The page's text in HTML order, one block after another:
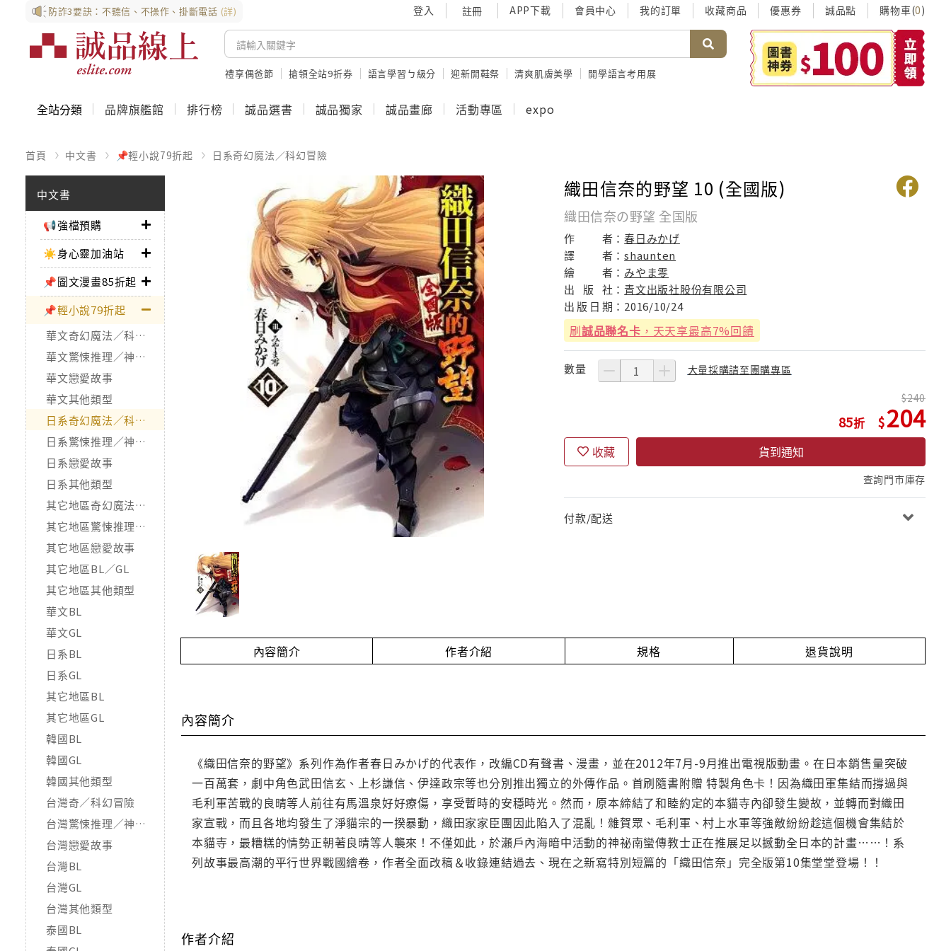
防詐3要訣：不聽信、不操作、掛斷電話 (詳) 登入 註冊 APP下載 會員中心 我的訂單 收藏商品 優惠券 誠品點 購物車(0)
禮享偶爸節 搶領全站9折券 語言學習ㄅ級分 迎新開鞋祭 清爽肌膚美學 開學語言考用展
全站分類 品牌旗艦館 排行榜 誠品選書 誠品獨家 誠品畫廊 活動專區 expo
首頁 中文書 📌輕小說79折起 日系奇幻魔法／科幻冒險
中文書
📢強檔預購
☀️身心靈加油站
📌圖文漫畫85折起
📌輕小說79折起
華文奇幻魔法／科幻冒險
華文驚悚推理／神怪靈異
華文戀愛故事
華文其他類型
日系奇幻魔法／科幻冒險
日系驚悚推理／神怪靈異
日系戀愛故事
日系其他類型
其它地區奇幻魔法／科幻冒險
其它地區驚悚推理／神怪靈異
其它地區戀愛故事
其它地區BL／GL
其它地區其他類型
華文BL
華文GL
日系BL
日系GL
其它地區BL
其它地區GL
韓國BL
韓國GL
韓國其他類型
台灣奇／科幻冒險
台灣驚悚推理／神怪靈異
台灣戀愛故事
台灣BL
台灣GL
台灣其他類型
泰國BL
織田信奈的野望 10 (全國版)
織田信奈の野望 全国版
作 者：春日みかげ
譯
者：shaunten
繪
者： みやま零
出
版 社： 青文出版社股份有限公司
出 版 日 期： 2016/10/24
刷誠品聯名卡 ，天天享最高7%回饋
數量 大量採購請至團購專區
85
240
204
收藏 貨到通知
查詢門市庫存
付款/配送
內容簡介 作者介紹 規格 退貨說明
內容簡介
《織田信奈的野望》系列作為作者春日みかげ的代表作，改編CD有聲書、漫畫，並在2012年7月-9月推出電視版動畫。在日本銷售量突破
一百萬套，劇中角色武田信玄、上杉謙信、伊達政宗等也分別推出獨立的外傳作品。首刷隨書附贈 特製角色卡！因為織田軍集結而撐過與
毛利軍苦戰的良晴等人前往有馬溫泉好好療傷，享受暫時的安穩時光。然而，原本締結了和睦約定的本貓寺內卻發生變故，並轉而對織田
家宣戰，而且各地均發生了淨貓宗的一揆暴動，織田家家臣團因此陷入了混亂！雜賀眾、毛利軍、村上水軍等強敵紛紛趁這個機會集結於
本貓寺，最糟糕的情勢正朝著良晴等人襲來！不僅如此，於瀨戶內海暗中活動的神祕南蠻傳教士正在推展足以撼動全日本的計畫……！系
列故事最高潮的平行世界戰國繪卷，作者全面改稿＆收錄連結過去、現在之新寫特別短篇的「織田信奈」完全版第10集堂堂登場！！
作者介紹